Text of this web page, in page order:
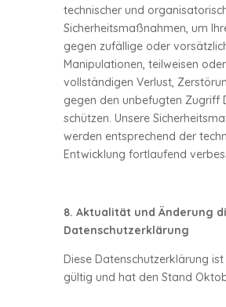
technischer und
Sicherheitsmaßnahmen, um
gegen zufällige oder
Manipulationen, teilweisen oder
vollständigen Verlust,
gegen den unbefugten Zugriff
schützen. Unsere
werden entsprechend der
Entwicklung fortlaufend
8. Aktualität und Änderung
Datenschutzerklärung
Diese Datenschutzerklärung
gültig und hat den Stand